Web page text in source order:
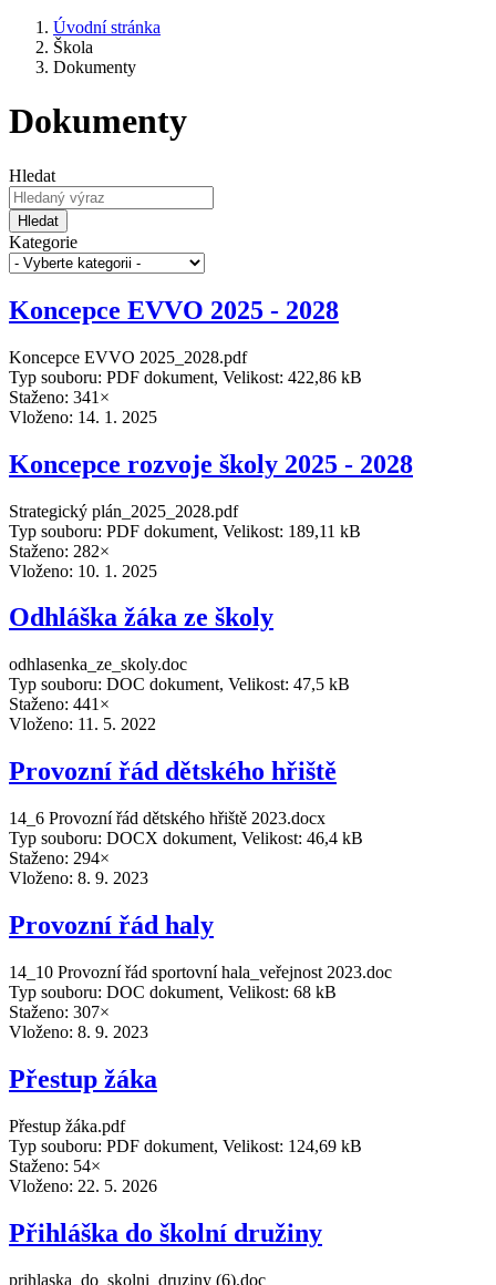
Úvodní stránka
Škola
Dokumenty
Dokumenty
Hledat
Hledat
Kategorie
Koncepce EVVO 2025 - 2028
Koncepce EVVO 2025_2028.pdf
Typ souboru: PDF dokument, Velikost: 422,86 kB
Staženo: 341×
Vloženo: 14. 1. 2025
Koncepce rozvoje školy 2025 - 2028
Strategický plán_2025_2028.pdf
Typ souboru: PDF dokument, Velikost: 189,11 kB
Staženo: 282×
Vloženo: 10. 1. 2025
Odhláška žáka ze školy
odhlasenka_ze_skoly.doc
Typ souboru: DOC dokument, Velikost: 47,5 kB
Staženo: 441×
Vloženo: 11. 5. 2022
Provozní řád dětského hřiště
14_6 Provozní řád dětského hřiště 2023.docx
Typ souboru: DOCX dokument, Velikost: 46,4 kB
Staženo: 294×
Vloženo: 8. 9. 2023
Provozní řád haly
14_10 Provozní řád sportovní hala_veřejnost 2023.doc
Typ souboru: DOC dokument, Velikost: 68 kB
Staženo: 307×
Vloženo: 8. 9. 2023
Přestup žáka
Přestup žáka.pdf
Typ souboru: PDF dokument, Velikost: 124,69 kB
Staženo: 54×
Vloženo: 22. 5. 2026
Přihláška do školní družiny
prihlaska_do_skolni_druziny (6).doc